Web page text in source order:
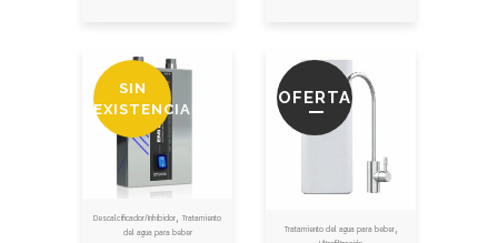
SIN
EXISTENCIAS
Descalcificador/Inhibidor, Tratamiento
del agua para beber
OFERTA
Tratamiento del agua para beber,